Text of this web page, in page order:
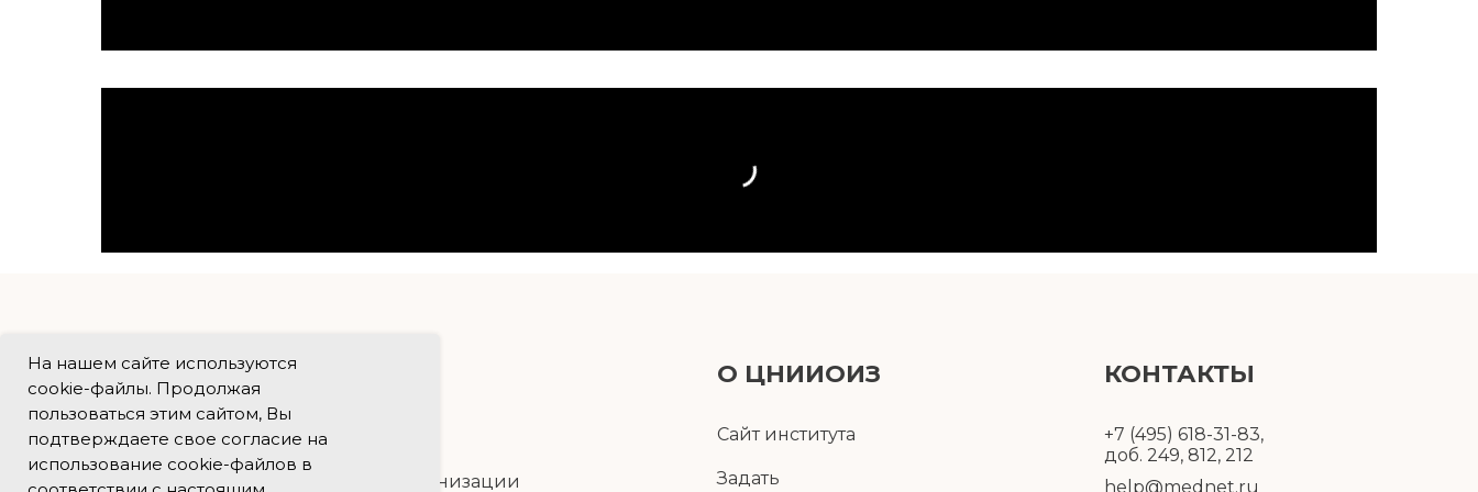
На нашем сайте используются
cookie-файлы. Продолжая
пользоваться этим сайтом, Вы
подтверждаете свое согласие на
использование cookie-файлов в
О ЦНИИОИЗ КОНТАКТЫ
Сайт института
+7 (495) 618-31-83,
доб. 249, 812, 212
help@mednet.ru
Задать
Сведения об образовательной организации